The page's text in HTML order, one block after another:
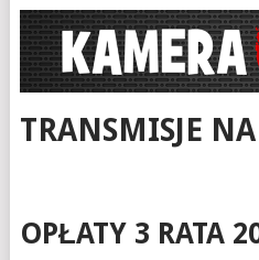
TRANSMISJE
OPŁATY 3 RATA